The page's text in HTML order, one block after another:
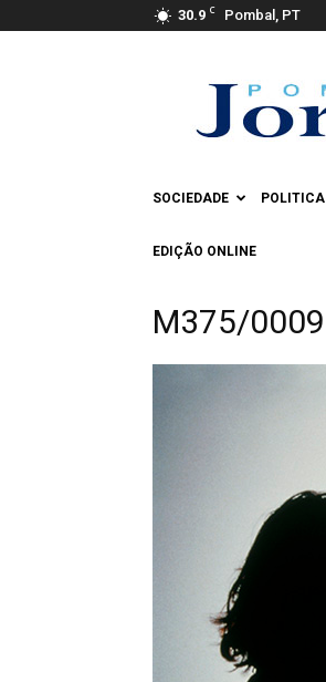
30.9 C Pombal, PT
Jornal
SOCIEDADE POLITICA
EDIÇÃO ONLINE
M375/0009